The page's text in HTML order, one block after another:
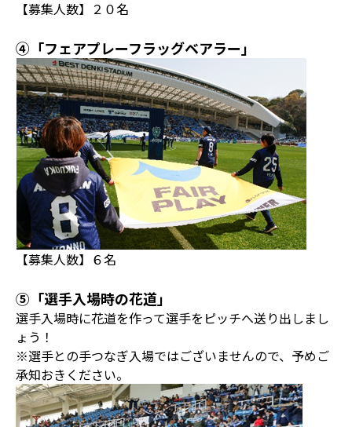
【募集人数】２０名
④「フェアプレーフラッグベアラー」
【募集人数】６名
⑤「選手入場時の花道」
選手入場時に花道を作って選手をピッチへ送り出しまし
ょう！
※選手との手つなぎ入場ではございませんので、予めご
承知おきください。